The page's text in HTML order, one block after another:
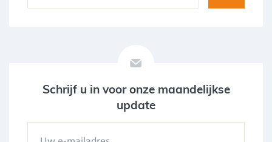
Schrijf u in voor onze maandelijkse
update